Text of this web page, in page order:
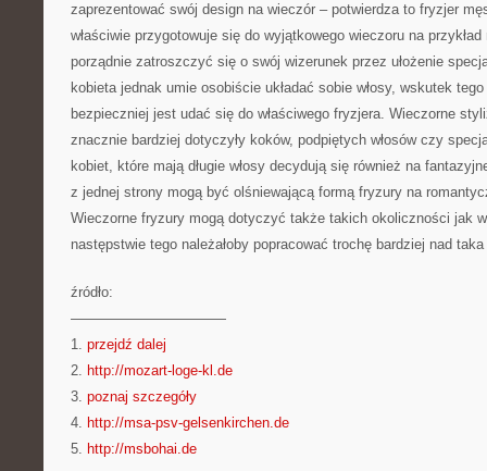
zaprezentować swój design na wieczór – potwierdza to fryzjer
właściwie przygotowuje się do wyjątkowego wieczoru na
porządnie zatroszczyć się o swój wizerunek przez ułożenie
kobieta jednak umie osobiście układać sobie włosy, wskutek
bezpieczniej jest udać się do właściwego fryzjera. Wieczorne
znacznie bardziej dotyczyły koków, podpiętych włosów czy
kobiet, które mają długie włosy decydują się również na
z jednej strony mogą być olśniewającą formą fryzury na
Wieczorne fryzury mogą dotyczyć także takich okoliczności jak
następstwie tego należałoby popracować trochę bardziej nad
źródło:
———————————
1. przejdź dalej
2. http://mozart-loge-kl.de
3. poznaj szczegóły
4. http://msa-psv-gelsenkirchen.de
5. http://msbohai.de